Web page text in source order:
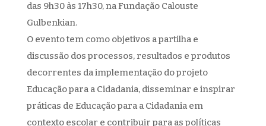
das 9h30 às 17h30, naFundação Calouste
Gulbenkian.
O evento tem como objetivos a partilha e
discussão dos processos, resultados e produtos
decorrentes da implementação do projeto
Educação para a Cidadania, disseminar e inspirar
práticas de Educação para a Cidadania em
contexto escolar e contribuir para as políticas